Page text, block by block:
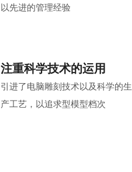
以先进的管理经验
注重科学技术的运用
引进了电脑雕刻技术以及科学的生
产工艺，以追求型模型档次